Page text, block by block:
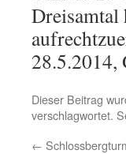
Dreisamtal
28.5.2014,
Dieser Beitrag
verschlagwortet.
←